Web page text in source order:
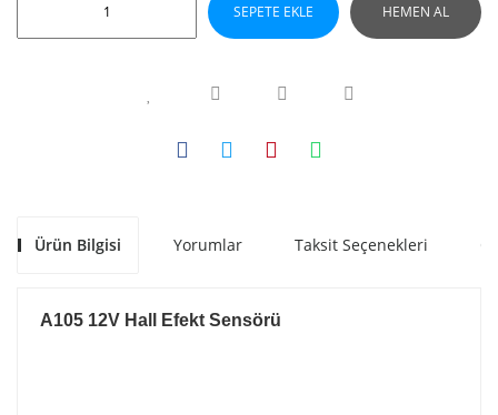
SEPETE EKLE HEMEN AL
Ürün Bilgisi Yorumlar Taksit Seçenekleri
A105 12V Hall Efekt Sensörü